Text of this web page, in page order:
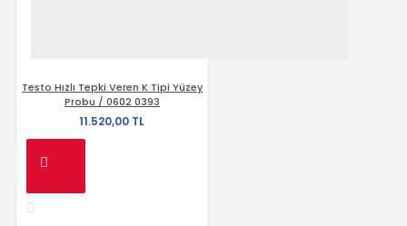
Testo Hızlı Tepki Veren K Tipi Yüzey
Probu / 0602 0393
11.520,00 TL